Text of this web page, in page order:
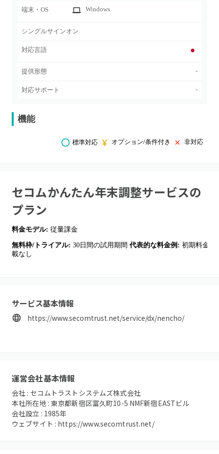
端末・OS Windows
シングルサインオン
対応言語
提供形態 -
対応サポート -
機能
標準対応 オプション/条件付き 非対応
セコムかんたん年末調整サービスの
プラン
料金モデル: 従量課金
無料枠/トライアル: 30日間の試用期間 代表的な料金例: 初期料金
載なし
サービス基本情報
https://www.secomtrust.net/service/dx/nencho/
運営会社基本情報
会社 : セコムトラストシステムズ株式会社
本社所在地 :東京都新宿区富久町10-5 NMF新宿EASTビル
会社設立 : 1985年
ウェブサイト : https://www.secomtrust.net/